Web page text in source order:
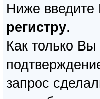
Ниже введите
регистру.
Как только
запрос